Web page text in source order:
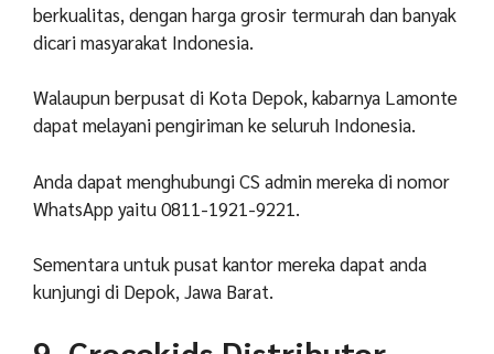
berkualitas, dengan harga grosir termurah dan banyak
dicari masyarakat Indonesia.
Walaupun berpusat di Kota Depok, kabarnya Lamonte
dapat melayani pengiriman ke seluruh Indonesia.
Anda dapat menghubungi CS admin mereka di nomor
WhatsApp yaitu 0811-1921-9221.
Sementara untuk pusat kantor mereka dapat anda
kunjungi di Depok, Jawa Barat.